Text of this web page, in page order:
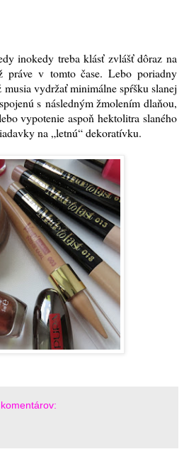
inokedy treba klásť zvlášť dôraz na
práve v tomto čase. Lebo poriadny
vydržať minimálne spŕšku slanej
s následným žmolením dlaňou,
vypotenie aspoň hektolitra slaného
na „letnú“ dekoratívku.